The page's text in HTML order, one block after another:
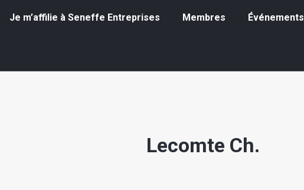
Je m’affilie à Seneffe Entreprises Membres Événements
Lecomte Ch.
Je m’affilie à Seneffe Entreprises Membres Événements